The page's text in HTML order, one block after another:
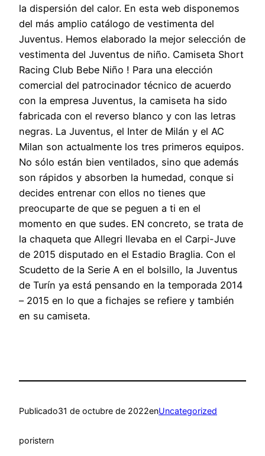
la dispersión del calor. En esta web disponemos
del más amplio catálogo de vestimenta del
Juventus. Hemos elaborado la mejor selección de
vestimenta del Juventus de niño. Camiseta Short
Racing Club Bebe Niño ! Para una elección
comercial del patrocinador técnico de acuerdo
con la empresa Juventus, la camiseta ha sido
fabricada con el reverso blanco y con las letras
negras. La Juventus, el Inter de Milán y el AC
Milan son actualmente los tres primeros equipos.
No sólo están bien ventilados, sino que además
son rápidos y absorben la humedad, conque si
decides entrenar con ellos no tienes que
preocuparte de que se peguen a ti en el
momento en que sudes. EN concreto, se trata de
la chaqueta que Allegri llevaba en el Carpi-Juve
de 2015 disputado en el Estadio Braglia. Con el
Scudetto de la Serie A en el bolsillo, la Juventus
de Turín ya está pensando en la temporada 2014
– 2015 en lo que a fichajes se refiere y también
en su camiseta.
Publicado31 de octubre de 2022enUncategorized
poristern